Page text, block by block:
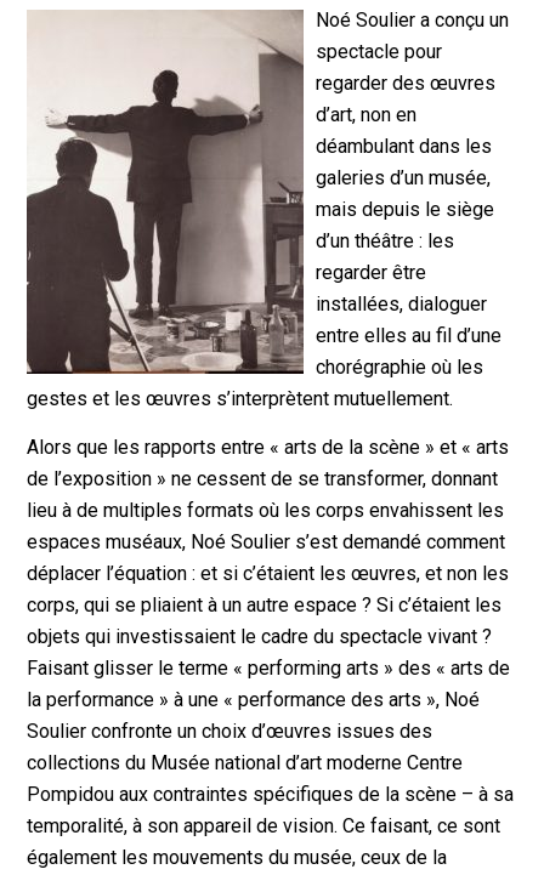
Noé Soulier a conçu un
spectacle pour
regarder des œuvres
d’art, non en
déambulant dans les
galeries d’un musée,
mais depuis le siège
d’un théâtre : les
regarder être
installées, dialoguer
entre elles au fil d’une
chorégraphie où les
gestes et les œuvres s’interprètent mutuellement.
Alors que les rapports entre « arts de la scène » et « arts
de l’exposition » ne cessent de se transformer, donnant
lieu à de multiples formats où les corps envahissent les
espaces muséaux, Noé Soulier s’est demandé comment
déplacer l’équation : et si c’étaient les œuvres, et non les
corps, qui se pliaient à un autre espace ? Si c’étaient les
objets qui investissaient le cadre du spectacle vivant ?
Faisant glisser le terme « performing arts » des « arts de
la performance » à une « performance des arts », Noé
Soulier confronte un choix d’œuvres issues des
collections du Musée national d’art moderne Centre
Pompidou aux contraintes spécifiques de la scène – à sa
temporalité, à son appareil de vision. Ce faisant, ce sont
également les mouvements du musée, ceux de la